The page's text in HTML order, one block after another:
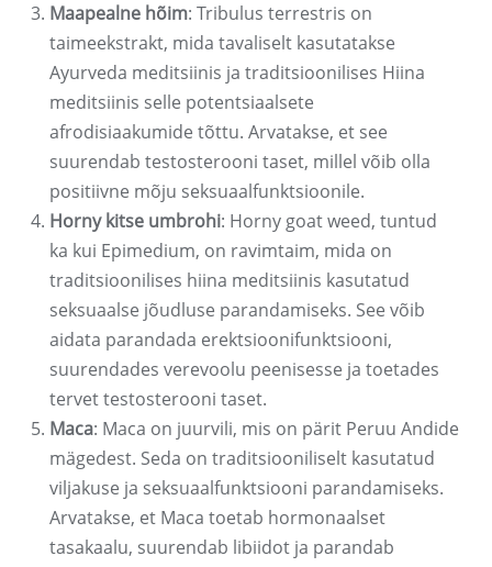
Maapealne hõim: Tribulus terrestris on
taimeekstrakt, mida tavaliselt kasutatakse
Ayurveda meditsiinis ja traditsioonilises Hiina
meditsiinis selle potentsiaalsete
afrodisiaakumide tõttu. Arvatakse, et see
suurendab testosterooni taset, millel võib olla
positiivne mõju seksuaalfunktsioonile.
Horny kitse umbrohi: Horny goat weed, tuntud
ka kui Epimedium, on ravimtaim, mida on
traditsioonilises hiina meditsiinis kasutatud
seksuaalse jõudluse parandamiseks. See võib
aidata parandada erektsioonifunktsiooni,
suurendades verevoolu peenisesse ja toetades
tervet testosterooni taset.
Maca: Maca on juurvili, mis on pärit Peruu Andide
mägedest. Seda on traditsiooniliselt kasutatud
viljakuse ja seksuaalfunktsiooni parandamiseks.
Arvatakse, et Maca toetab hormonaalset
tasakaalu, suurendab libiidot ja parandab